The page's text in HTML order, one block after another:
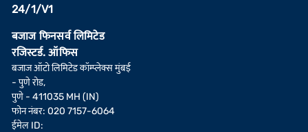
24/1/V1
बजाज फिनसर्व लिमिटेड
रजिस्टर्ड. ऑफिस
बजाज ऑटो लिमिटेड कॉम्प्लेक्स मुंबई
- पुणे रोड,
पुणे - 411035 MH (IN)
फोन नंबर: 020 7157-6064
ईमेल ID: